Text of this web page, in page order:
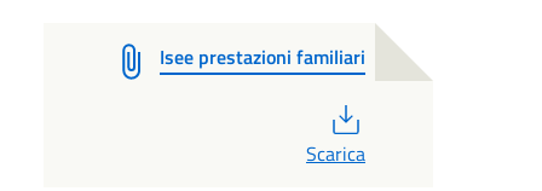
Isee prestazioni familiari
Scarica